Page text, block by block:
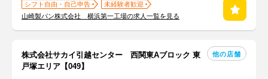
シフト自由・自己申告
未経験者歓迎
山崎製パン株式会社 横浜第一工場の求人一覧を見る
株式会社サカイ引越センター 西関東Aブロック 東
戸塚エリア【049】
他の店舗